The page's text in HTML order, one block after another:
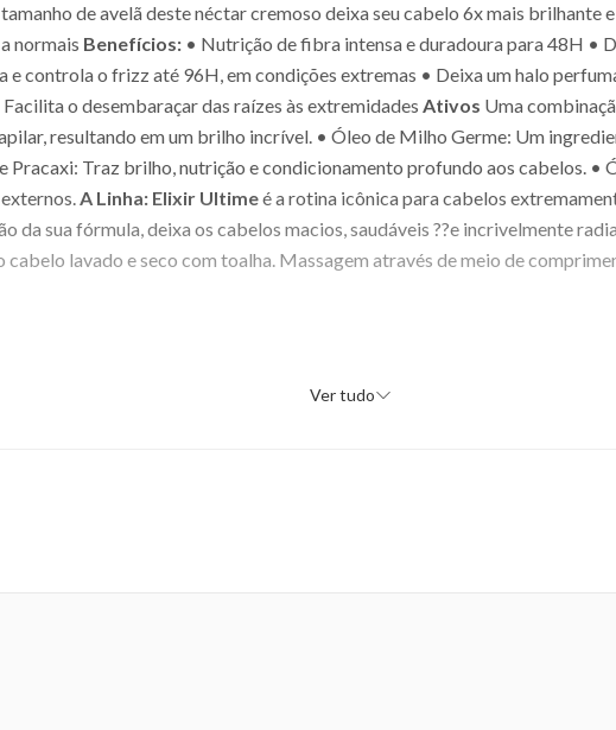
de avelã deste néctar cremoso deixa seu cabelo 6x mais brilhante
normais Benefícios: • Nutrição de fibra intensa e duradoura para 48H •
e controla o frizz até 96H, em condições extremas • Deixa um halo
o desembaraçar das raízes às extremidades Ativos Uma
resultando em um brilho incrível. • Óleo de Milho Germe: Um
Pracaxi: Traz brilho, nutrição e condicionamento profundo aos cabelos. •
A Linha: Elixir Ultimeé a rotina icônica para cabelos
da sua fórmula, deixa os cabelos macios, saudáveis ??e incrivelmente
cabelo lavado e seco com toalha. Massagem através de meio de
Ver tudo